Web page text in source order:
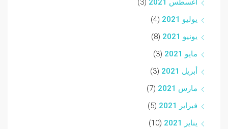
أغسطس 2021
(3)
يوليو 2021
(4)
يونيو 2021
(8)
مايو 2021
(3)
أبريل 2021
(3)
مارس 2021
(7)
فبراير 2021
(5)
يناير 2021
(10)